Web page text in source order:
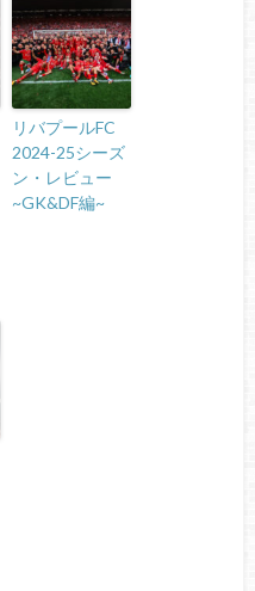
リバプールFC
2024-25シーズ
ン・レビュー
~GK&DF編~